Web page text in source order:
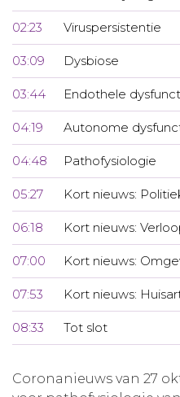
02:23 Viruspersistentie
03:09 Dysbiose
03:44 Endothele
04:19 Autonome
04:48 Pathofysiologie
05:27 Kort nieuws:
06:18 Kort nieuws:
07:00 Kort nieuws:
07:53 Kort nieuws:
08:33 Tot slot
Coronanieuws van 27